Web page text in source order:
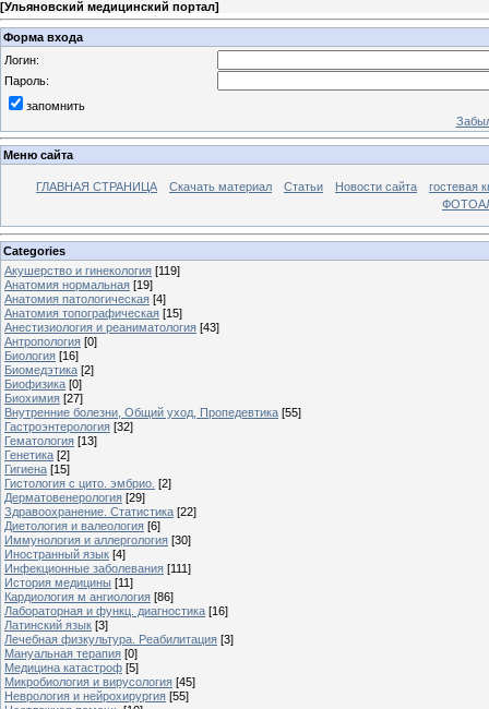
[Ульяновский медицинский портал]
Форма входа
Логин:
Пароль:
запомнить
Меню сайта
ГЛАВНАЯ СТРАНИЦА Скачать материал Статьи Новости сайта
гостевая
Categories
Акушерство и гинекология [119]
Анатомия нормальная [19]
Анатомия патологическая [4]
Анатомия топографическая [15]
Анестизиология и реаниматология [43]
Антропология [0]
Биология [16]
Биомедэтика [2]
Биофизика [0]
Биохимия [27]
Внутренние болезни, Общий уход, Пропедевтика [55]
Гастроэнтерология [32]
Гематология [13]
Генетика [2]
Гигиена [15]
Гистология с цито. эмбрио. [2]
Дерматовенерология [29]
Здравоохранение. Статистика [22]
Диетология и валеология [6]
Иммунология и аллергология [30]
Иностранный язык [4]
Инфекционные заболевания [111]
История медицины [11]
Кардиология м ангиология [86]
Лабораторная и функц. диагностика [16]
Латинский язык [3]
Лечебная физкультура. Реабилитация [3]
Мануальная терапия [0]
Медицина катастроф [5]
Микробиология и вирусология [45]
Неврология и нейрохирургия [55]